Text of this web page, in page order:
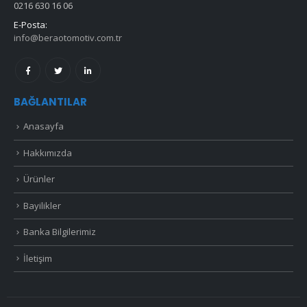
0216 630 16 06
E-Posta:
info@beraotomotiv.com.tr
BAĞLANTILAR
Anasayfa
Hakkımızda
Ürünler
Bayilikler
Banka Bilgilerimiz
İletişim